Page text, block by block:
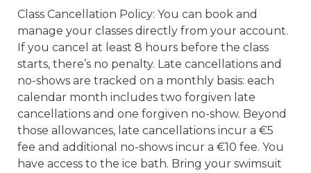
Class Cancellation Policy: You can book and
manage your classes directly from your account.
If you cancel at least 8 hours before the class
starts, there’s no penalty. Late cancellations and
no-shows are tracked on a monthly basis: each
calendar month includes two forgiven late
cancellations and one forgiven no-show. Beyond
those allowances, late cancellations incur a €5
fee and additional no-shows incur a €10 fee. You
have access to the ice bath. Bring your swimsuit